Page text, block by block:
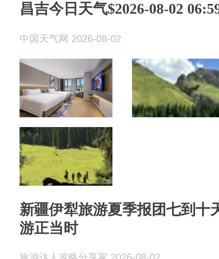
昌吉今日天气$2026-08-02
中国天气网 2026-08-02
新疆伊犁旅游夏季报团七到十
游正当时